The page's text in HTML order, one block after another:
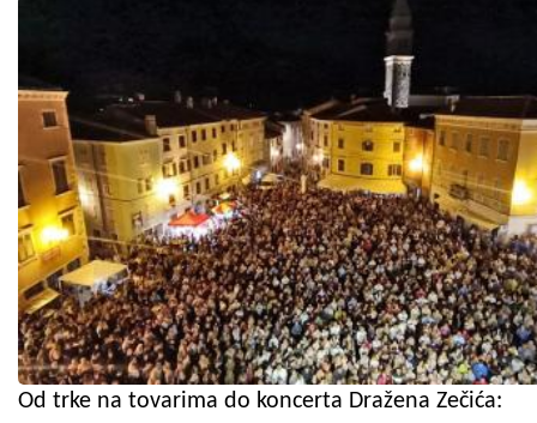
Od trke na tovarima do koncerta Dražena Zečića: